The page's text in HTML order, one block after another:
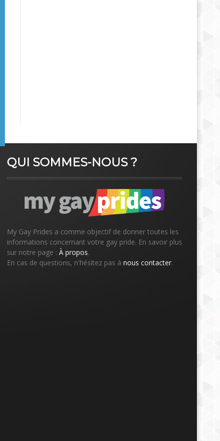
QUI SOMMES-NOUS ?
My Gay Prides a comme objectif de donner toutes les
informations concernant votre gay pride. En savoir plus
sur notre page : À propos.
En cas de questions, n'hésitez pas à nous contacter.